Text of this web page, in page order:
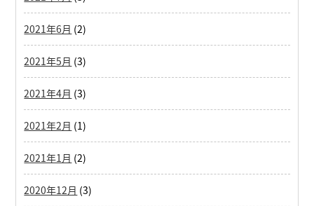
2021年6月 (2)
2021年5月 (3)
2021年4月 (3)
2021年2月 (1)
2021年1月 (2)
2020年12月 (3)